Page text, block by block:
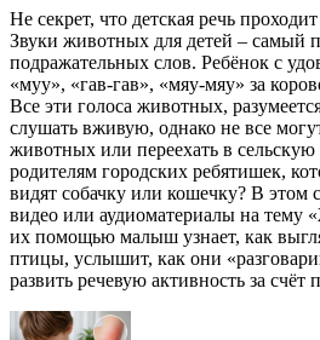
Не секрет, что детская речь
Звуки животных для детей – самый
подражательных слов. Ребёнок с
«муу», «гав-гав», «мяу-мяу» за
Все эти голоса животных,
слушать вживую, однако не все
животных или переехать в сельскую
родителям городских ребятишек,
видят собачку или кошечку? В этом
видео или аудиоматериалы на тему
их помощью малыш узнает, как
птицы, услышит, как они
развить речевую активность за счёт